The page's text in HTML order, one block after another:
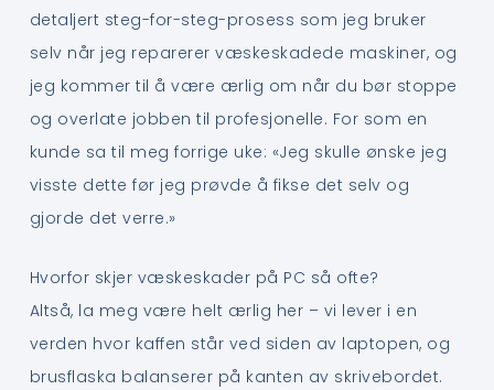
detaljert steg-for-steg-prosess som jeg bruker
selv når jeg reparerer væskeskadede maskiner, og
jeg kommer til å være ærlig om når du bør stoppe
og overlate jobben til profesjonelle. For som en
kunde sa til meg forrige uke: «Jeg skulle ønske jeg
visste dette før jeg prøvde å fikse det selv og
gjorde det verre.»
Hvorfor skjer væskeskader på PC så ofte?
Altså, la meg være helt ærlig her – vi lever i en
verden hvor kaffen står ved siden av laptopen, og
brusflaska balanserer på kanten av skrivebordet.